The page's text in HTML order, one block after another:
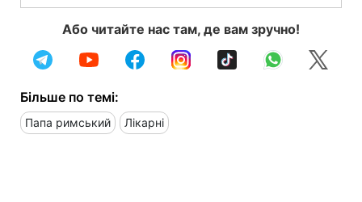
Або читайте нас там, де вам зручно!
Більше по темі:
Папа римський Лікарні